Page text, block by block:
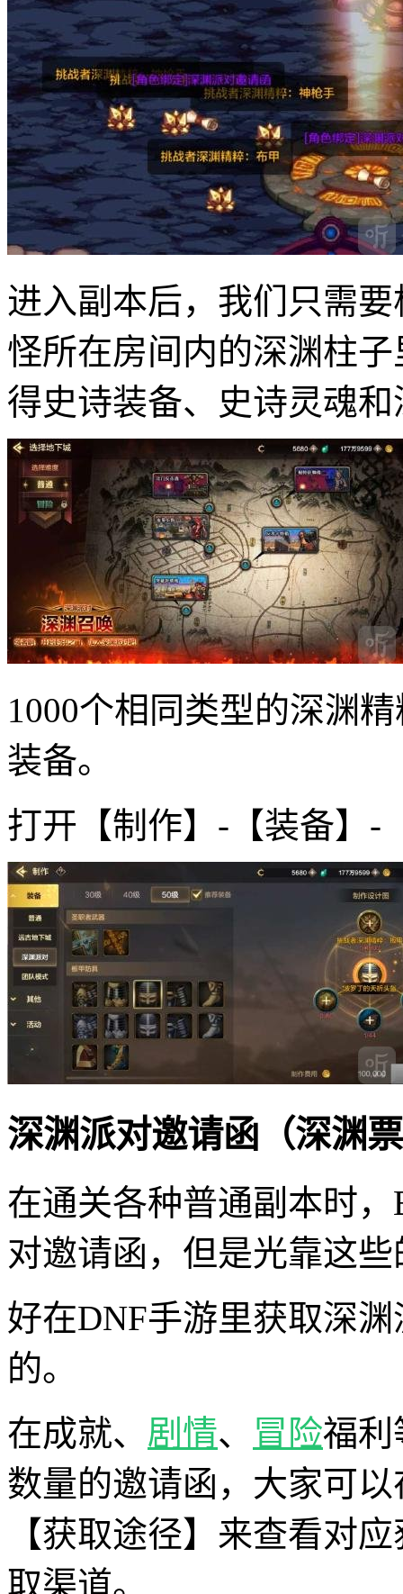
进入副本后，我们只需
怪所在房间内的深渊柱
得史诗装备、史诗灵魂
1000个相同类型的深渊
装备。
打开【制作】-【装备】-
深渊派对邀请函（深渊
在通关各种普通副本时
对邀请函，但是光靠这
好在DNF手游里获取深
的。
在成就、 剧情、 冒险福利
数量的邀请函，大家可
【获取途径】来查看对
取渠道。